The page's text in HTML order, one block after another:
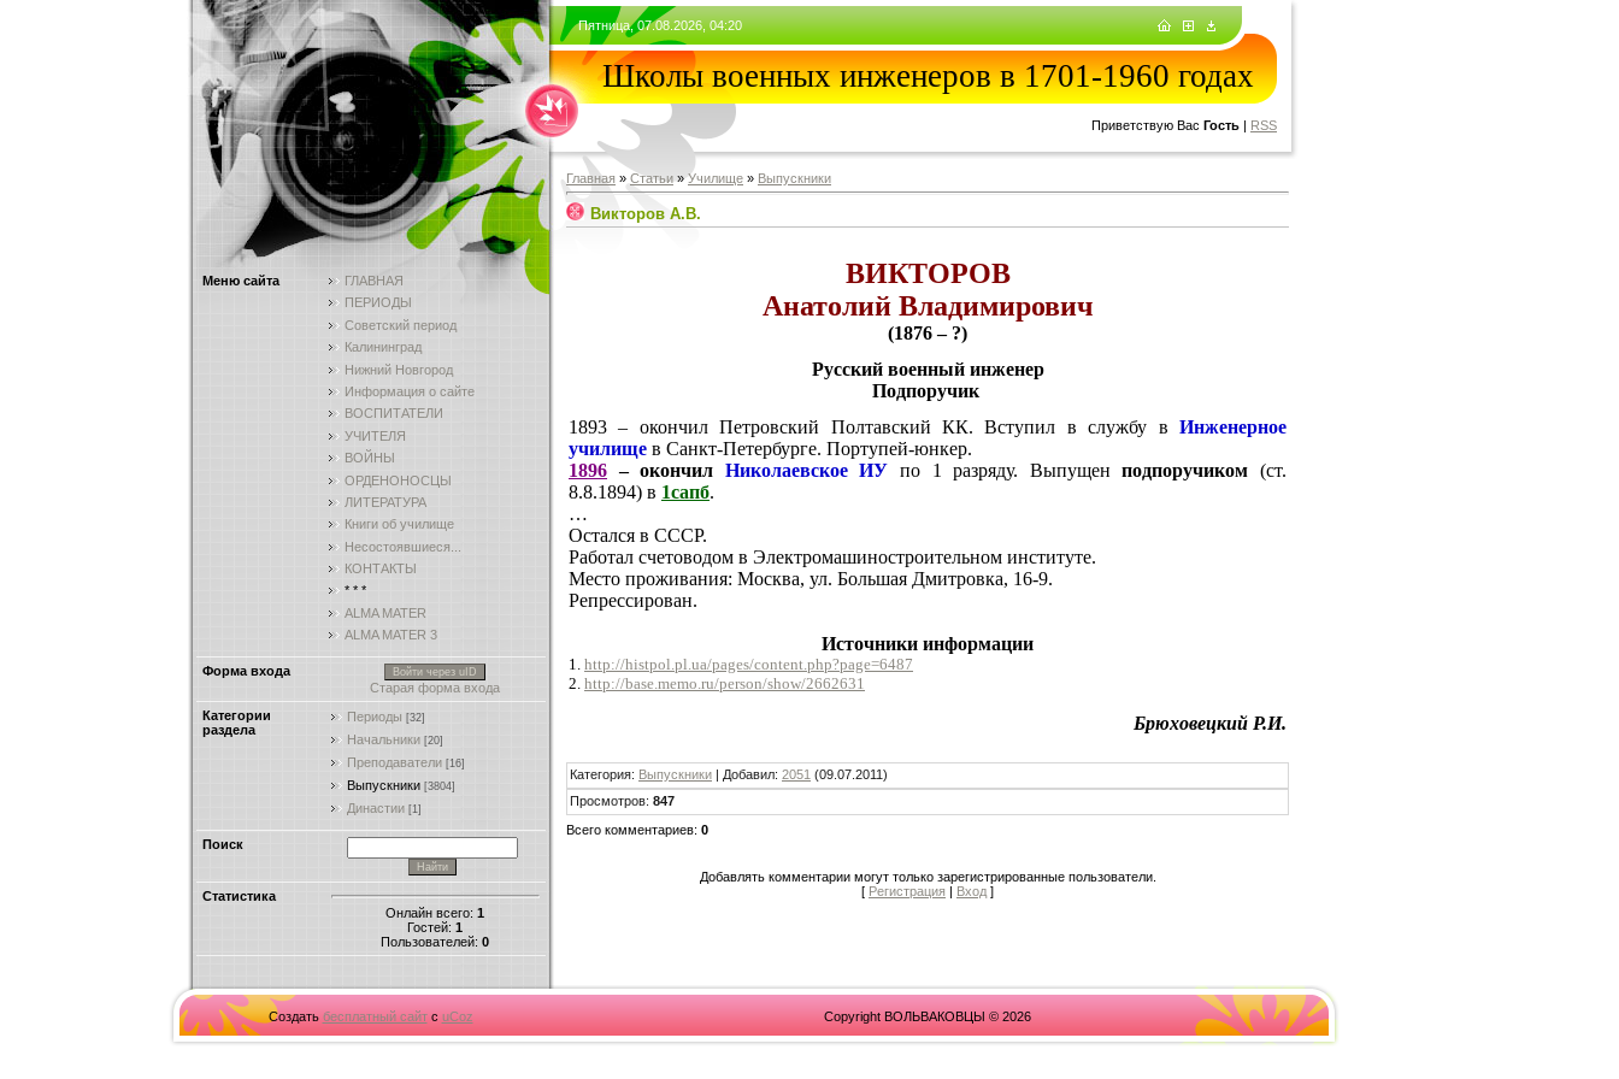
Меню сайта
ГЛАВНАЯ
ПЕРИОДЫ
Советский период
Калининград
Нижний Новгород
Информация о сайте
ВОСПИТАТЕЛИ
УЧИТЕЛЯ
ВОЙНЫ
ОРДЕНОНОСЦЫ
ЛИТЕРАТУРА
Книги об училище
Несостоявшиеся...
КОНТАКТЫ
* * *
ALMA MATER
ALMA MATER 3
Форма входа Войти через uID
Старая форма входа
Категории
раздела
Периоды [32]
Начальники [20]
Преподаватели [16]
Выпускники [3804]
Династии [1]
Поиск
Статистика
Онлайн всего: 1
Гостей: 1
Пользователей: 0
Пятница, 07.08.2026, 04:20
Школы военных инженеров в 1701-1960 годах
Приветствую Вас Гость | RSS
Главная » Статьи »Училищe » Выпускники
Викторов А.В.
ВИКТОРОВ
Анатолий Владимирович
(1876 – ?)
Русский военный инженер
Подпоручик
1893 – окончил Петровский Полтавский КК. Вступил в службу в Инженерное
училище в Санкт-Петербурге. Портупей-юнкер.
1896 – окончил Николаевское ИУ по 1 разряду. Выпущен подпоручиком(ст.
8.8.1894) в 1сапб.
…
Остался в СССР.
Работал счетоводом в Электромашиностроительном институте.
Место проживания: Москва, ул. Большая Дмитровка, 16-9.
Репрессирован.
Источники информации
1. http://histpol.pl.ua/pages/content.php?page=6487
2. http://base.memo.ru/person/show/2662631
Брюховецкий Р.И.
Категория: Выпускники | Добавил: 2051 (09.07.2011)
Просмотров: 847
Всего комментариев: 0
Добавлять комментарии могут только зарегистрированные пользователи.
[ Регистрация | Вход ]
Создать бесплатный сайтс uCoz Copyright ВОЛЬВАКОВЦЫ © 2026